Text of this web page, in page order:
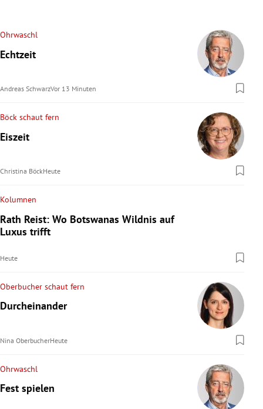
Ohrwaschl
Echtzeit
Andreas SchwarzVor 13 Minuten
Böck schaut fern
Eiszeit
Christina BöckHeute
Kolumnen
Rath Reist: Wo Botswanas Wildnis auf
Luxus trifft
Heute
Oberbucher schaut fern
Durcheinander
Nina OberbucherHeute
Ohrwaschl
Fest spielen